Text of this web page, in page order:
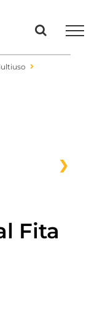
❯
Fita